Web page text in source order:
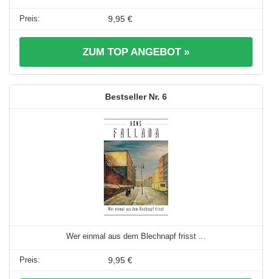
9,95 €
ZUM TOP ANGEBOT »
6
Wer einmal aus dem Blechnapf frisst ...
9,95 €